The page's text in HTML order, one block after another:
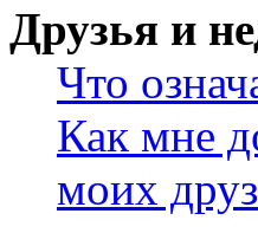
Друзья и
Что
Как мне
моих